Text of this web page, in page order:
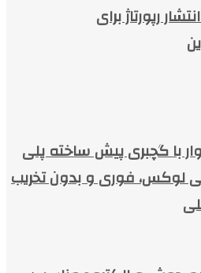
رپورتاژ برای
با گچبری پیش ساخته پلی
لوکس، فوری و بدون تخریب